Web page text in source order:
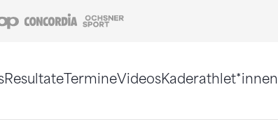
Coop Concordia
ResultateTermineVideosKaderathlet*innen